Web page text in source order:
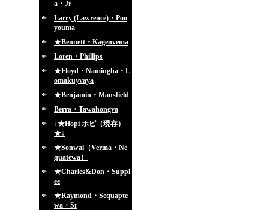
a・Jr
Larry (Lawrence)・Poo
youma
★Bennett・Kagenvema
Loren・Phillips
★Floyd・Namingha・L
omakuyvaya
★Benjamin・Mansfield
Berra・Tawahongva
↓★Hopi ホピ（現存）
★↓
★Sonwai（Verma・Ne
quatewa）
★Charles&Don・Suppl
ee
★Raymond・Sequapte
wa・Sr